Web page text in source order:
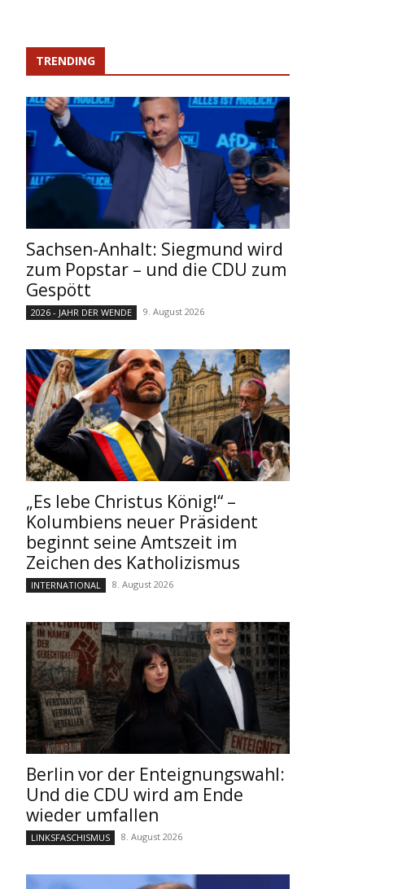
TRENDING
Sachsen-Anhalt: Siegmund wird
zum Popstar – und die CDU zum
Gespött
2026 - JAHR DER WENDE 9. August 2026
„Es lebe Christus König!“ –
Kolumbiens neuer Präsident
beginnt seine Amtszeit im
Zeichen des Katholizismus
INTERNATIONAL 8. August 2026
Berlin vor der Enteignungswahl:
Und die CDU wird am Ende
wieder umfallen
LINKSFASCHISMUS 8. August 2026